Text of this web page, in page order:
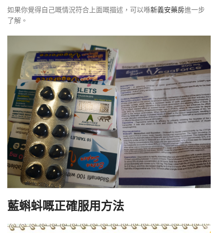
如果你覺得自己嘅情況符合上面嘅描述，可以喺新義安藥房進一步
了解。
藍蝌蚪嘅正確服用方法